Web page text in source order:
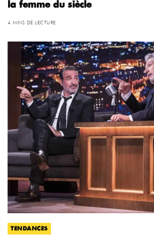
la femme du siècle
4 MINS DE LECTURE
TENDANCES